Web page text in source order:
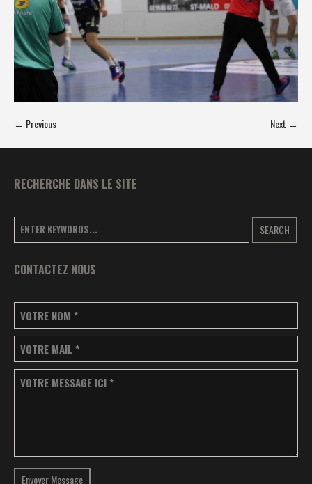
← Previous Next →
RECHERCHE DANS LE SITE
SEARCH
CONTACTEZ NOUS
VOTRE NOM *
VOTRE MAIL *
VOTRE MESSAGE ICI *
Envoyer Message